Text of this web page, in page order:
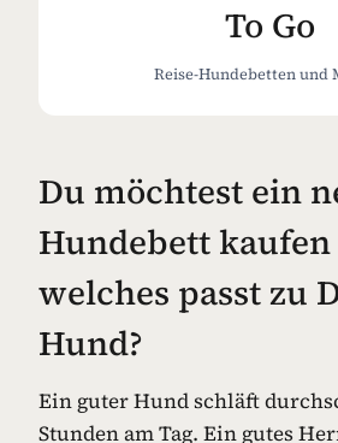
To Go
Reise-Hundebetten und
Du möchtest ein
Hundebett kaufen
welches passt zu
Hund?
Ein guter Hund schläft
Stunden am Tag. Ein gutes